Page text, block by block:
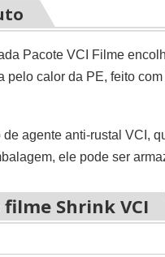
Pacote VCI Filme
pelo calor da PE, feito
agente anti-rustal VCI,
ele pode ser
Shrink VCI